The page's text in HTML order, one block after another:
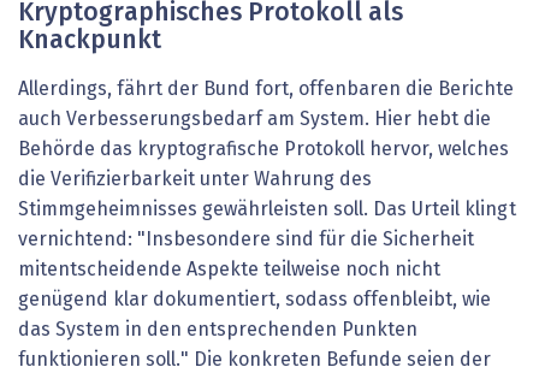
Kryptographisches Protokoll als
Knackpunkt
Allerdings, fährt der Bund fort, offenbaren die Berichte
auch Verbesserungsbedarf am System. Hier hebt die
Behörde das kryptografische Protokoll hervor, welches
die Verifizierbarkeit unter Wahrung des
Stimmgeheimnisses gewährleisten soll. Das Urteil klingt
vernichtend: "Insbesondere sind für die Sicherheit
mitentscheidende Aspekte teilweise noch nicht
genügend klar dokumentiert, sodass offenbleibt, wie
das System in den entsprechenden Punkten
funktionieren soll." Die konkreten Befunde seien der